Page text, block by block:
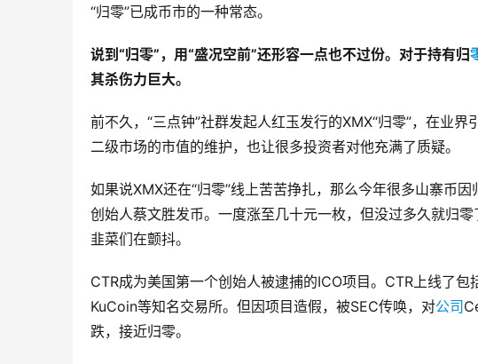
“归零”已成币市的一种常态。
说到“归零”，用“盛况空前”还形容一点也不过份。对于持有归
其杀伤力巨大。
前不久，“三点钟”社群发起人红玉发行的XMX“归零”，在业
二级市场的市值的维护，也让很多投资者对他充满了质疑。
如果说XMX还在“归零”线上苦苦挣扎，那么今年很多山寨币
创始人蔡文胜发币。一度涨至几十元一枚，但没过多久就归
韭菜们在颤抖。
CTR成为美国第一个创始人被逮捕的ICO项目。CTR上线了包
KuCoin等知名交易所。但因项目造假，被SEC传唤，对公司
跌，接近归零。